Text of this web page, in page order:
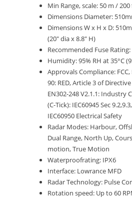
Min Range, scale: 50 m /
Dimensions Diameter:
Dimensions W x H x D:
(20″ dia x 8.8″ H)
Recommended Fuse Rating:
Humidity: 95% RH at 35°C
Approvals Compliance: FCC,
90: RED, Article 3 of Directive
EN302-248 V2.1.1: Industry
(C-Tick): IEC60945 Sec
IEC60950 Electrical Safety
Radar Modes: Harbour,
Dual Range, North Up,
motion, True Motion
Waterproofrating: IPX6
Interface: Lowrance MFD
Radar Technology: Pulse
Rotation speed: Up to 60